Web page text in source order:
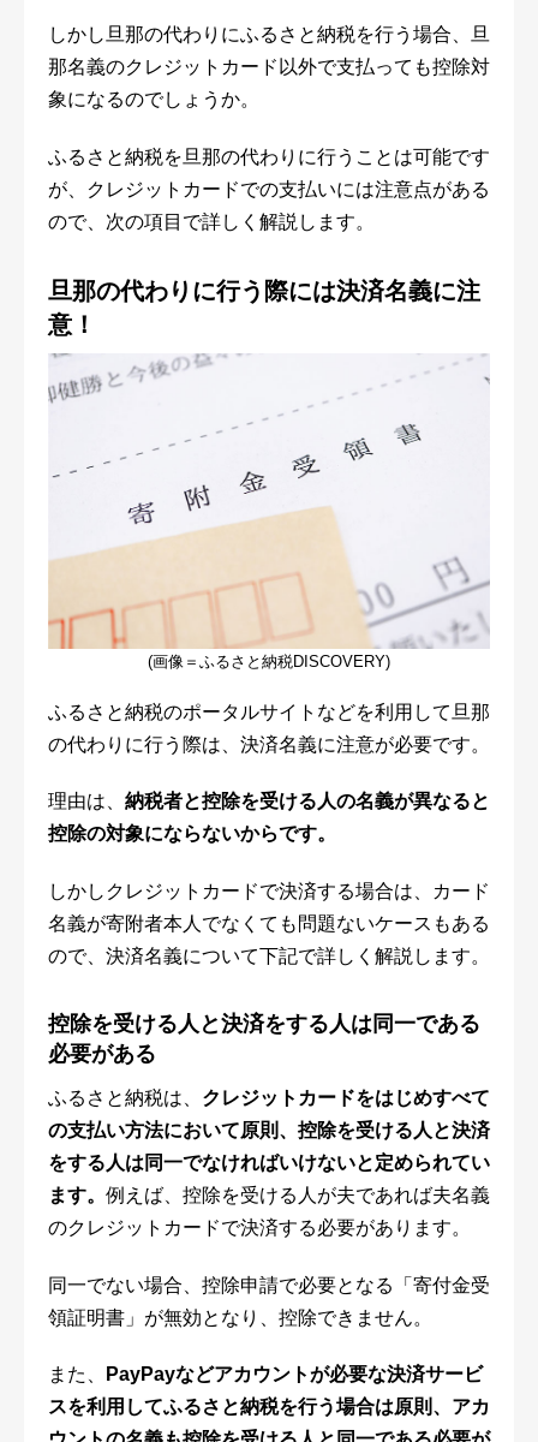
しかし旦那の代わりにふるさと納税を行う場合、旦
那名義のクレジットカード以外で支払っても控除対
象になるのでしょうか。
ふるさと納税を旦那の代わりに行うことは可能です
が、クレジットカードでの支払いには注意点がある
ので、次の項目で詳しく解説します。
旦那の代わりに行う際には決済名義に注
意！
(画像＝ふるさと納税DISCOVERY)
ふるさと納税のポータルサイトなどを利用して旦那
の代わりに行う際は、決済名義に注意が必要です。
理由は、 納税者と控除を受ける人の名義が異なると
控除の対象にならないからです。
しかしクレジットカードで決済する場合は、カード
名義が寄附者本人でなくても問題ないケースもある
ので、決済名義について下記で詳しく解説します。
控除を受ける人と決済をする人は同一である
必要がある
ふるさと納税は、 クレジットカードをはじめすべて
の支払い方法において原則、控除を受ける人と決済
をする人は同一でなければいけないと定められてい
ます。 例えば、控除を受ける人が夫であれば夫名義
のクレジットカードで決済する必要があります。
同一でない場合、控除申請で必要となる「寄付金受
領証明書」が無効となり、控除できません。
また、
PayPayなどアカウントが必要な決済サービ
スを利用してふるさと納税を行う場合は原則、アカ